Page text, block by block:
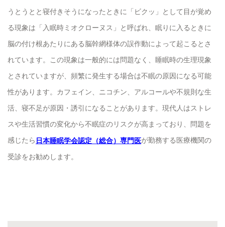
うとうとと寝付きそうになったときに「ビクッ」として目が覚め
る現象は「入眠時ミオクローヌス」と呼ばれ、眠りに入るときに
脳の付け根あたりにある脳幹網様体の誤作動によって起こるとさ
れています。この現象は一般的には問題なく、睡眠時の生理現象
とされていますが、頻繁に発生する場合は不眠の原因になる可能
性があります。カフェイン、ニコチン、アルコールや不規則な生
活、寝不足が原因・誘引になることがあります。現代人はストレ
スや生活習慣の変化から不眠症のリスクが高まっており、問題を
感じたら 日本睡眠学会認定（総合）専門医が勤務する医療機関の
受診をお勧めします。